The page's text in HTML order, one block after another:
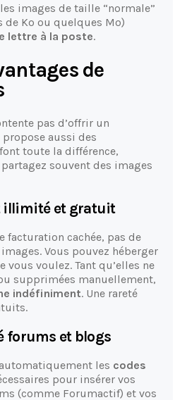
images de taille “normale”
de Ko ou quelques Mo)
lettre à la poste.
de
pas d’offrir un
aussi des
toute la différence,
souvent des images
illimitéet gratuit
facturation cachée, pas de
Vous pouvez héberger
vous voulez. Tant qu’elles ne
supprimées manuellement,
indéfiniment. Une rareté
forums et blogs
les codes
pour insérer vos
(comme Forumactif) et vos